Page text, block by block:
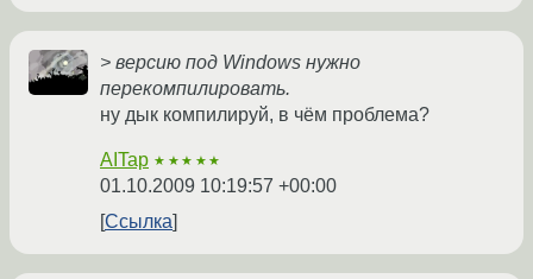
> версию под Windows нужно
перекомпилировать.
ну дык компилируй, в чём проблема?
AITap ★★★★★
01.10.2009 10:19:57 +00:00
Ссылка